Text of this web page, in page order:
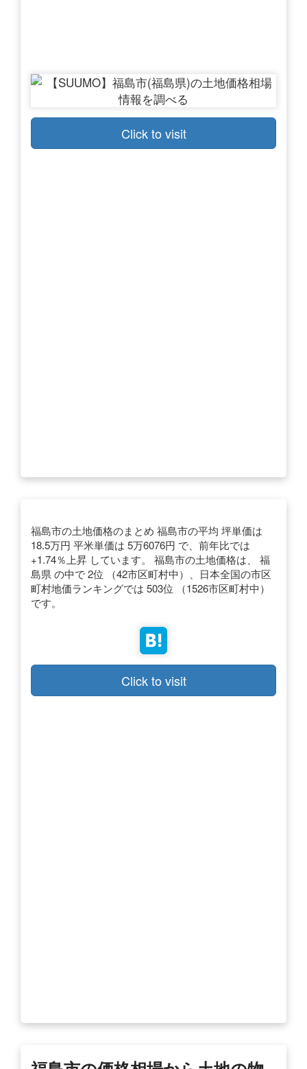
Click to visit
福島市の土地価格のまとめ 福島市の平均 坪単価は
18.5万円 平米単価は 5万6076円 で、前年比では
+1.74％上昇 しています。 福島市の土地価格は、 福
島県 の中で 2位 （42市区町村中）、日本全国の市区
町村地価ランキングでは 503位 （1526市区町村中）
です。
Click to visit